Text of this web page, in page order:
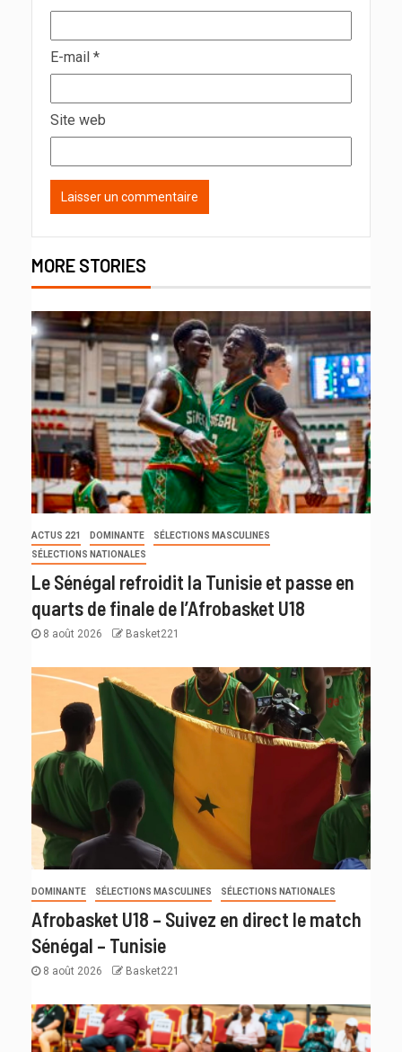
E-mail *
Site web
MORE STORIES
ACTUS 221 DOMINANTE
SÉLECTIONS MASCULINES
SÉLECTIONS NATIONALES
Le Sénégal refroidit la Tunisie et passe en
quarts de finale de l’Afrobasket U18
8 août 2026 Basket221
DOMINANTE SÉLECTIONS MASCULINES SÉLECTIONS NATIONALES
Afrobasket U18 – Suivez en direct le match
Sénégal – Tunisie
8 août 2026 Basket221